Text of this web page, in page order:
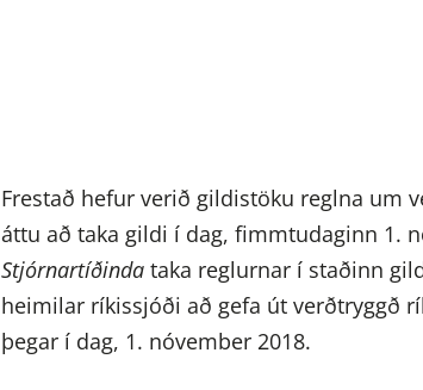
Frestað hefur verið gildistöku reglna um
áttu að taka gildi í dag, fimmtudaginn 1.
Stjórnartíðinda taka reglurnar í staðinn
heimilar ríkissjóði að gefa út verðtryggð
þegar í dag, 1. nóvember 2018.